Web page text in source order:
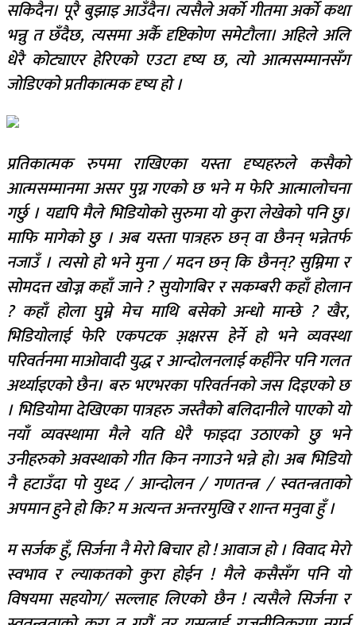
सकिदैन। पूरै बुझाइ आउँदैन। त्यसैले अर्को गीतमा अर्को कथा
भन्नु त छँदैछ, त्यसमा अर्कै दृष्टिकोण समेटौला। अहिले अलि
धेरै कोट्याएर हेरिएको एउटा दृष्य छ, त्यो आत्मसम्मानसँग
जोडिएको प्रतीकात्मक दृष्य हो ।
प्रतिकात्मक रुपमा राखिएका यस्ता दृष्यहरुले कसैको
आत्मसम्मानमा असर पुग्न गएको छ भने म फेरि आत्मालोचना
गर्छु । यद्यपि मैले भिडियोको सुरुमा यो कुरा लेखेको पनि छु।
माफि मागेको छु । अब यस्ता पात्रहरु छन् वा छैनन् भन्नेतर्फ
नजाउँ । त्यसो हो भने मुना / मदन छन् कि छैनन्? सुम्निमा र
सोमदत्त खोज्न कहाँ जाने ? सुयोगबिर र सकम्बरी कहाँ होलान
? कहाँ होला घु्म्ने मेच माथि बसेको अन्धो मान्छे ? खैर,
भिडियोलाई फेरि एकपटक अ़क्षरस हेर्ने हो भने व्यवस्था
परिवर्तनमा माओवादी युद्ध र आन्दोलनलाई कहीँनेर पनि गलत
अर्थ्याइएको छैन। बरु भएभरका परिवर्तनको जस दिइएको छ
। भिडियोमा देखिएका पात्रहरु जस्तैको बलिदानीले पाएको यो
नयाँ व्यवस्थामा मैले यति धेरै फाइदा उठाएको छु भने
उनीहरुको अवस्थाको गीत किन नगाउने भन्ने हो। अब भिडियो
नै हटाउँदा पो युध्द / आन्दोलन / गणतन्त्र / स्वतन्त्रताको
अपमान हुने हो कि? म अत्यन्त अन्तरमुखि र शान्त मनुवा हुँ ।
म सर्जक हुँ, सिर्जना नै मेरो बिचार हो ! आवाज हो । विवाद मेरो
स्वभाव र ल्याकतको कुरा होईन ! मैले कसैसँग पनि यो
विषयमा सहयोग/ सल्लाह लिएको छैन ! त्यसैले सिर्जना र